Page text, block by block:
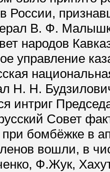
России,
В. Ф.
народов
управление
Н. Н.
интриг
Совет
бомбёжке в
вошли, в
Ф.Жук,